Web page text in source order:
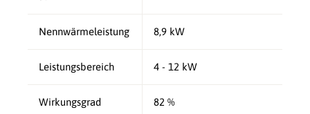
Nennwärmeleistung 8,9 kW
Leistungsbereich 4 - 12 kW
Wirkungsgrad 82 %